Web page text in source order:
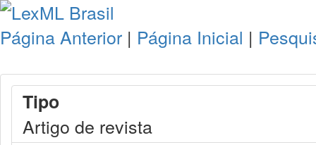
Página Anterior | Página Inicial |
Tipo
Artigo de revista